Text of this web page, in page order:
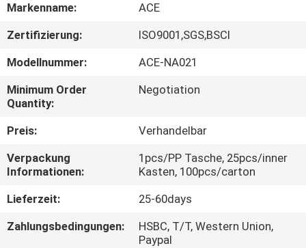
AUSFLUG
QUALITÄTSKONTROLLE
TRETEN
SIE
MIT
UNS
IN
Markenname:
ACE
Zertifizierung:
ISO9001,SGS,BSCI
Modellnummer:
ACE-NA021
Minimum Order
Quantity:
Negotiation
Preis:
Verhandelbar
Verpackung
Informationen:
1pcs/PP Tasche, 25pcs/inner
Kasten, 100pcs/carton
Lieferzeit:
25-60days
Zahlungsbedingungen:
HSBC, T/T, Western Union,
Paypal